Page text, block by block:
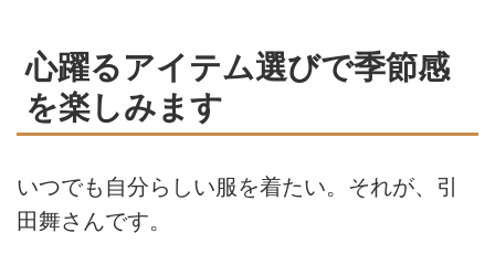
心躍るアイテム選びで季節感
を楽しみます
いつでも自分らしい服を着たい。それが、引
田舞さんです。